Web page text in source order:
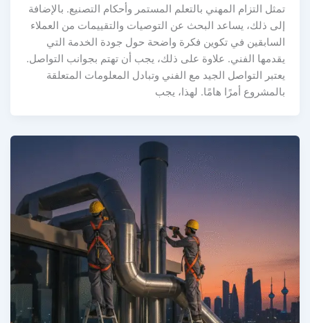
التزام المهني بالتعلم المستمر وأحكام التصنيع. بالإضافة
ذلك، يساعد البحث عن التوصيات والتقييمات من العملاء
في تكوين فكرة واضحة حول جودة الخدمة التي
الفني. علاوة على ذلك، يجب أن تهتم بجوانب التواصل.
التواصل الجيد مع الفني وتبادل المعلومات المتعلقة
أمرًا هامًا. لهذا، يجب